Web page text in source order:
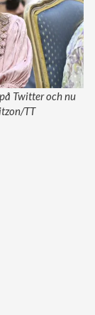
Twitter och nu
TT